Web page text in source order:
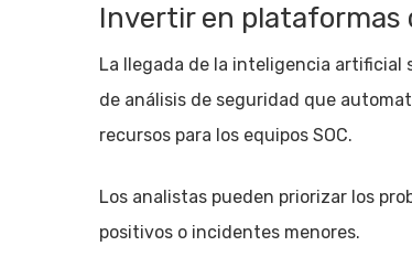
Invertir en plataformas
La llegada de la inteligencia artificial
de análisis de seguridad que
recursos para los equipos SOC.
Los analistas pueden priorizar los
positivos o incidentes menores.